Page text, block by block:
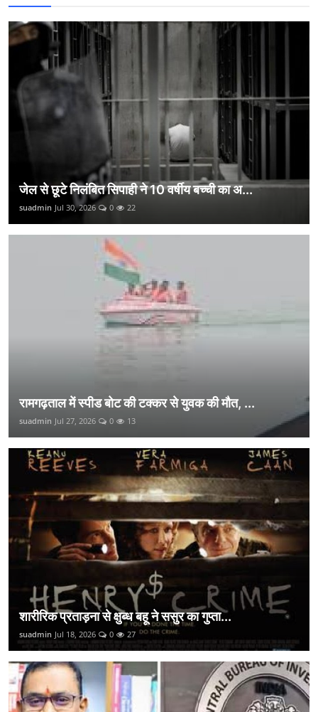
जेल से छूटे निलंबित सिपाही ने 10 वर्षीय बच्ची का अ...
suadmin Jul 30, 2026 0 22
रामगढ़ताल में स्पीड बोट की टक्कर से युवक की मौत, ...
suadmin Jul 27, 2026 0 13
शारीरिक प्रताड़ना से क्षुब्ध बहू ने ससुर का गुप्ता...
suadmin Jul 18, 2026 0 27